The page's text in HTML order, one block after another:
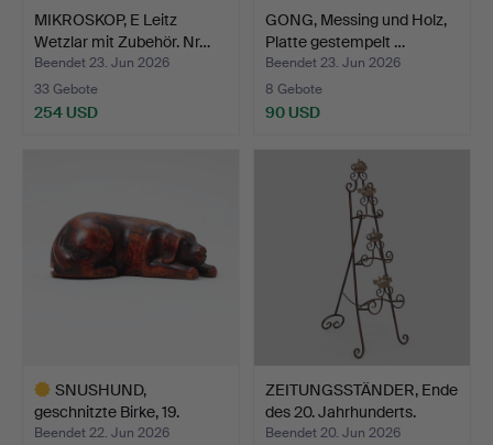
MIKROSKOP, E Leitz
Wetzlar mit Zubehör. Nr…
Beendet 23. Jun 2026
33 Gebote
254 USD
GONG, Messing und Holz,
Platte gestempelt …
Beendet 23. Jun 2026
8 Gebote
90 USD
SNUSHUND,
geschnitzte Birke, 19.
Jahrhunde…
Beendet 22. Jun 2026
ZEITUNGSSTÄNDER, Ende
des 20. Jahrhunderts.
Beendet 20. Jun 2026